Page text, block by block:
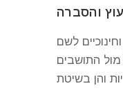
והסברה
לשם